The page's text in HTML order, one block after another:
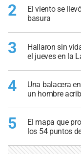
2
El viento se
basura
3
Hallaron sin
el jueves en la
4
Una balacera
un hombre
5
El mapa que
los 54 puntos